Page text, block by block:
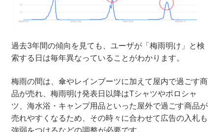
過去3年間の傾向を見ても、ユーザが「梅雨明け」と検
索する日は毎年異なっていることがわかります。
梅雨の間は、傘やレインブーツに加えて屋内で過ごす商
品が売れ、梅雨明け発表日以降はTシャツやポロシャ
ツ、海水浴・キャンプ用品といった屋外で過ごす商品が
売れやすくなるため、その時々に合わせて広告の入札も